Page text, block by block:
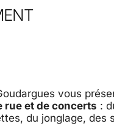
vous
rue et de concerts :
du jonglage,